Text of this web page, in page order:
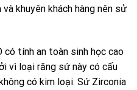
khuyên khách hàng nên sử
có tính an toàn sinh học cao
vì loại răng sứ này có cấu
có kim loại. Sứ Zirconia